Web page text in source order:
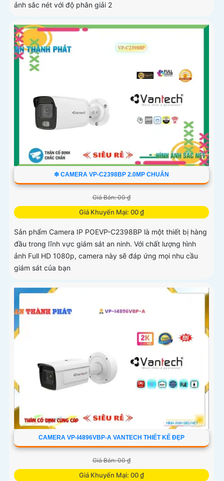
ảnh sắc nét với độ phân giải 2
❇ CAMERA VP-C2398BP 2.0MP CHUẨN
Giá Bán: 00 ₫
Giá Khuyến Mại: 00 ₫
Sản phẩm Camera IP POEVP-C2398BP là một thiết bị hàng
đầu trong lĩnh vực giám sát an ninh. Với chất lượng hình
ảnh Full HD 1080p, camera này sẽ đáp ứng mọi nhu cầu
giám sát của bạn
CAMERA VP-I4896VBP-A VANTECH THIẾT KẾ ĐẸP
Giá Bán: 00 ₫
Giá Khuyến Mại: 00 ₫